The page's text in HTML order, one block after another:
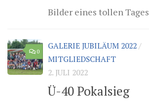
Bilder eines tollen Tages
0
GALERIE JUBILÄUM 2022/
MITGLIEDSCHAFT
2. JULI 2022
Ü-40 Pokalsieg